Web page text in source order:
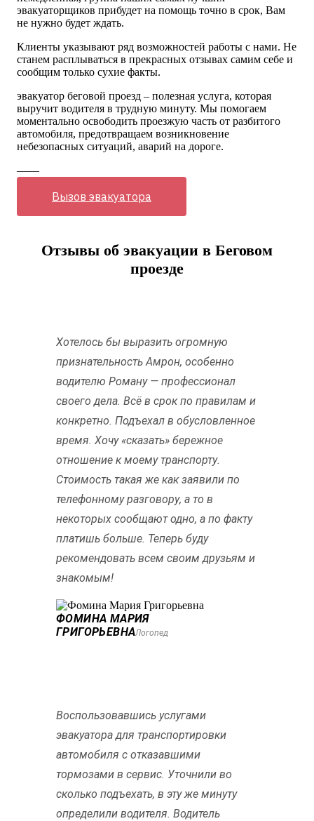
эвакуаторщиков прибудет на помощь точно в срок, Вам
не нужно будет ждать.
Клиенты указывают ряд возможностей работы с нами. Не
станем расплываться в прекрасных отзывах самим себе и
сообщим только сухие факты.
эвакуатор беговой проезд – полезная услуга, которая
выручит водителя в трудную минуту. Мы помогаем
моментально освободить проезжую часть от разбитого
автомобиля, предотвращаем возникновение
небезопасных ситуаций, аварий на дороге.
——
Вызов эвакуатора
Отзывы об эвакуации в Беговом
проезде
Хотелось бы выразить огромную
признательность Амрон, особенно
водителю Роману — профессионал
своего дела. Всё в срок по правилам и
конкретно. Подъехал в обусловленное
время. Хочу «сказать» бережное
отношение к моему транспорту.
Стоимость такая же как заявили по
телефонному разговору, а то в
некоторых сообщают одно, а по факту
платишь больше. Теперь буду
рекомендовать всем своим друзьям и
знакомым!
ФОМИНА МАРИЯ
ГРИГОРЬЕВНАЛогопед
Воспользовавшись услугами
эвакуатора для транспортировки
автомобиля с отказавшими
тормозами в сервис. Уточнили во
сколько подъехать, в эту же минуту
определили водителя. Водитель